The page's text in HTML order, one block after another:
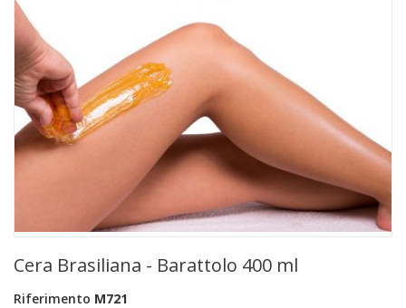
BATTERIE
PRODOTTI MONOUSO E TNT
FORNITURE ESTETICA
SEXY SHOP
+
CASA E CUCINA
+
CURA DELLA PERSONA
+
ILLUMINAZIONE
FAI DA TE
Cera Brasiliana - Barattolo 400 ml
Riferimento M721